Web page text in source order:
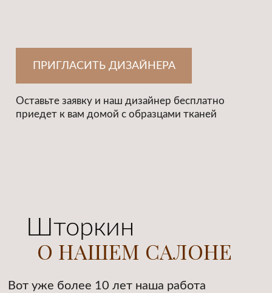
мастерством сделав ваш дом уютнее, чтобы